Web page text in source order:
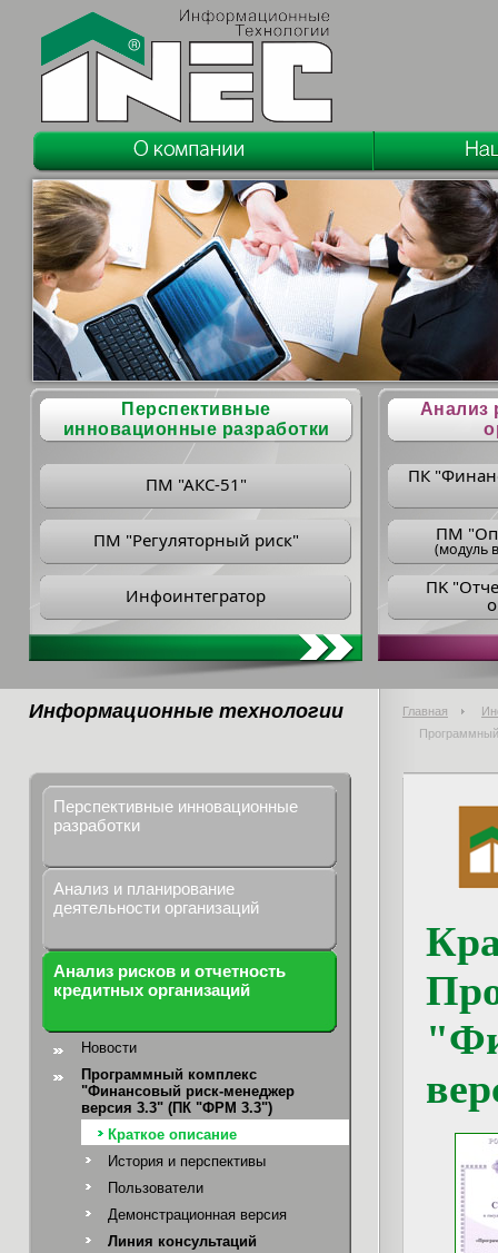
Перспективные
инновационные разработки
ПМ "АКС-51"
ПМ "Регуляторный риск"
Инфоинтегратор
Анализ
ПК
ПM
(модуль
ПK
Информационные технологии Главная
Перспективные инновационные
разработки
Анализ и планирование
деятельности организаций
Анализ рисков и отчетность
кредитных организаций
Новости
Программный комплекс
"Финансовый риск-менеджер
версия 3.3" (ПК "ФРМ 3.3")
Краткое описание
История и перспективы
Пользователи
Демонстрационная версия
Линия консультаций